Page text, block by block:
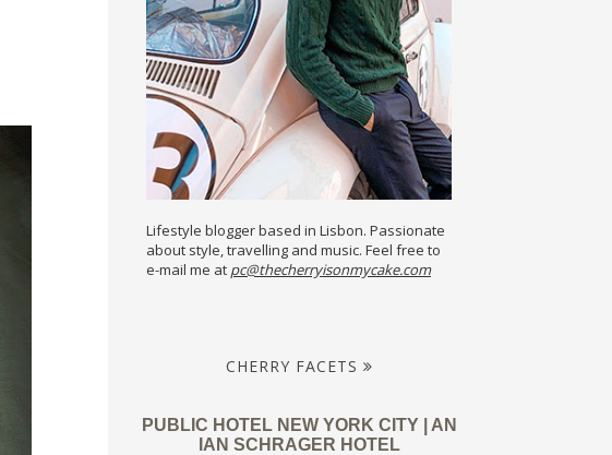
Lifestyle blogger based in Lisbon. Passionate
about style, travelling and music. Feel free to
e-mail me at pc@thecherryisonmycake.com
CHERRY FACETS
PUBLIC HOTEL NEW YORK CITY | AN
IAN SCHRAGER HOTEL